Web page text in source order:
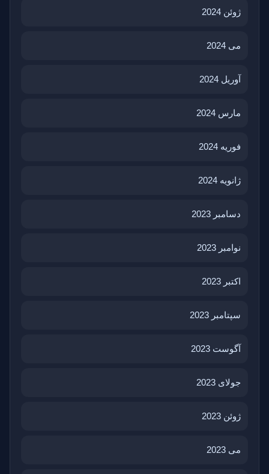
ژوئن 2024
می 2024
آوریل 2024
مارس 2024
فوریه 2024
ژانویه 2024
دسامبر 2023
نوامبر 2023
اکتبر 2023
سپتامبر 2023
آگوست 2023
جولای 2023
ژوئن 2023
می 2023